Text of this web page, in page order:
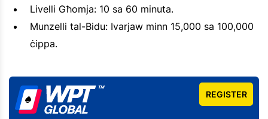
Livelli Għomja: 10 sa 60 minuta.
Munzelli tal-Bidu: Ivarjaw minn 15,000 sa 100,000
ċippa.
REGISTER